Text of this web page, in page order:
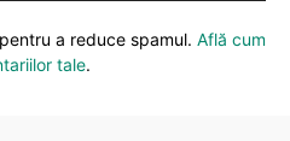
a reduce spamul. Află cum
tale.